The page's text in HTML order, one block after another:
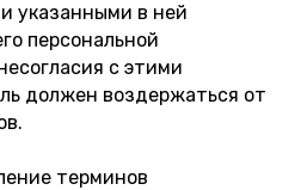
указанными в ней
персональной
с этими
должен воздержаться от
терминов